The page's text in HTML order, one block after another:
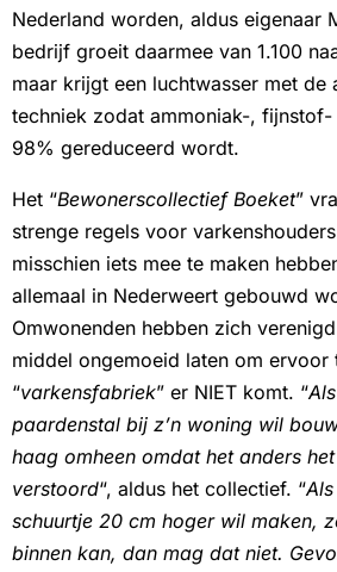
Nederland worden, aldus eigenaar
bedrijf groeit daarmee van 1.100
maar krijgt een luchtwasser met de
techniek zodat ammoniak-,
98% gereduceerd wordt.
Het “Bewonerscollectief Boeket”
strenge regels voor
misschien iets mee te maken
allemaal in Nederweert gebouwd
Omwonenden hebben zich
middel ongemoeid laten om
“varkensfabriek” er NIET komt. “
paardenstal bij z’n woning wil
haag omheen omdat het anders
verstoord“, aldus het collectief. “
schuurtje 20 cm hoger wil maken,
binnen kan, dan mag dat niet.